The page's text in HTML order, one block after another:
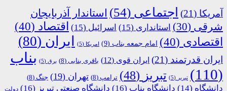
آمریکا (21) اجتماعی (54)
استاندار آذربایجان
شرقی (30) استانداری (15) اسرائیل (15) اقتصاد (40)
اقتصادی (40) امام جمعه بناب (9) امریکا (5) ایران (80)
ایران قدرتمند (21) ایران قوی (12) باقری بنابی (8) برق (5)
بناب
(110)
تبریر (5) تبریز (48) ترامپ (8) تهران (19) جنگ (8)
دانشگاه (14) دانشگاه بناب (16) دانشگاه صنعتی تبریز (16)
دولت